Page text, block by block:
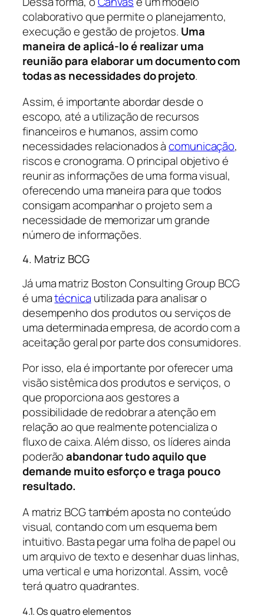
colaborativo que permite o planejamento,
execução e gestão de projetos. Uma
maneira de aplicá-lo é realizar uma
reunião para elaborar um documento com
todas as necessidades do projeto.
Assim, é importante abordar desde o
escopo, até a utilização de recursos
financeiros e humanos, assim como
necessidades relacionados àcomunicação,
riscos e cronograma. O principal objetivo é
reunir as informações de uma forma visual,
oferecendo uma maneira para que todos
consigam acompanhar o projeto sem a
necessidade de memorizar um grande
número de informações.
4. Matriz BCG
Já uma matriz Boston Consulting Group BCG
é umatécnica utilizada para analisar o
desempenho dos produtos ou serviços de
uma determinada empresa, de acordo com a
aceitação geral por parte dos consumidores.
Por isso, ela é importante por oferecer uma
visão sistêmica dos produtos e serviços, o
que proporciona aos gestores a
possibilidade de redobrar a atenção em
relação ao que realmente potencializa o
fluxo de caixa. Além disso, os líderes ainda
poderãoabandonar tudo aquilo que
demande muito esforço e traga pouco
resultado.
A matriz BCG também aposta no conteúdo
visual, contando com um esquema bem
intuitivo. Basta pegar uma folha de papel ou
um arquivo de texto e desenhar duas linhas,
uma vertical e uma horizontal. Assim, você
terá quatro quadrantes.
4.1. Os quatro elementos